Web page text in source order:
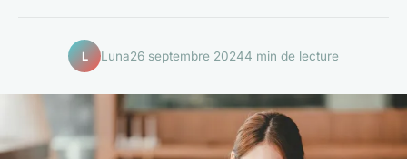
L Luna26 septembre 20244 min de lecture